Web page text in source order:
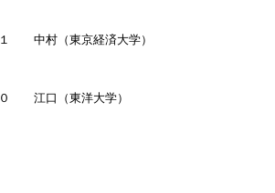
１ 中村（東京経済大学）
０ 江口（東洋大学）